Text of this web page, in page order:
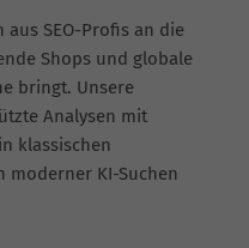
aus SEO-Profis an die
Shops und globale
bringt. Unsere
Analysen mit
klassischen
moderner KI-Suchen